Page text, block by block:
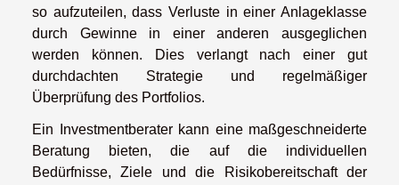
so aufzuteilen, dass Verluste in einer Anlageklasse
durch Gewinne in einer anderen ausgeglichen
werden können. Dies verlangt nach einer gut
durchdachten Strategie und regelmäßiger
Überprüfung des Portfolios.
Ein Investmentberater kann eine maßgeschneiderte
Beratung bieten, die auf die individuellen
Bedürfnisse, Ziele und die Risikobereitschaft der